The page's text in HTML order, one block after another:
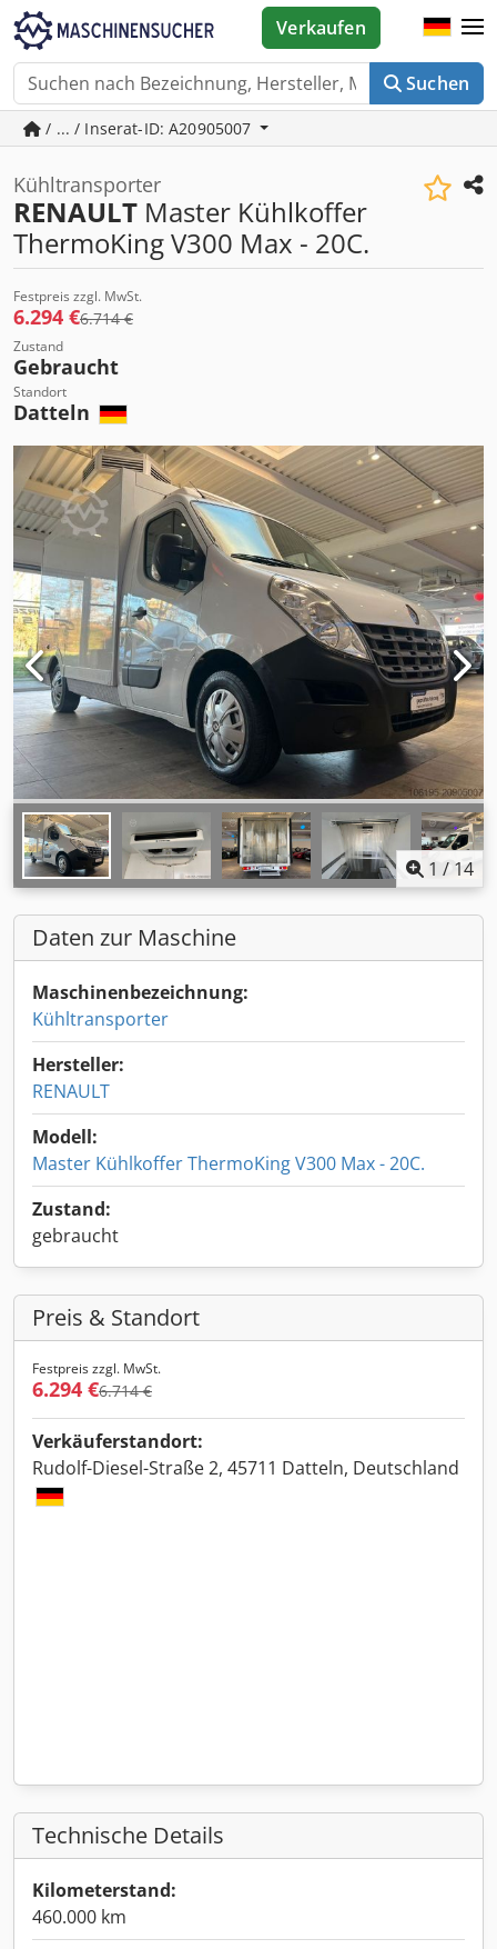
Suchen
Verkaufen
/ ... / Inserat-ID: A20905007
Kühltransporter
RENAULT Master Kühlkoffer
ThermoKing V300 Max - 20C.
Festpreis zzgl. MwSt.
6.294 €6.714 €
Zustand
Gebraucht
Standort
Datteln
1 / 14
Daten zur Maschine
Maschinenbezeichnung:
Kühltransporter
Hersteller:
RENAULT
Modell:
Master Kühlkoffer ThermoKing V300 Max - 20C.
Zustand:
gebraucht
Preis & Standort
Festpreis zzgl. MwSt.
6.294 €6.714 €
Verkäuferstandort:
Rudolf-Diesel-Straße 2, 45711 Datteln, Deutschland
Technische Details
Kilometerstand:
460.000 km